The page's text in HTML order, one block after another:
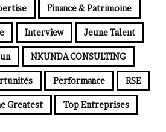
Finance & Patrimoine
Interview Jeune Talent
NKUNDA CONSULTING
Performance RSE
Greatest Top Entreprises